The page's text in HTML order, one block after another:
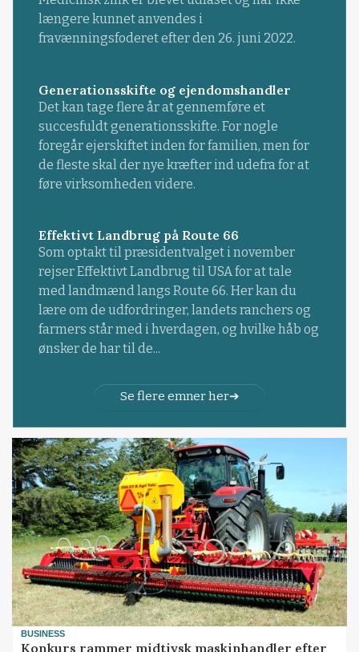
længere kunnet anvendes i
fravænningsfoderet efter den 26. juni 2022.
Generationsskifte og ejendomshandler
Det kan tage flere år at gennemføre et
succesfuldt generationsskifte. For nogle
foregår ejerskiftet inden for familien, men for
de fleste skal der nye kræfter ind udefra for at
føre virksomheden videre.
Effektivt Landbrug på Route 66
Som optakt til præsidentvalget i november
rejser Effektivt Landbrug til USA for at tale
med landmænd langs Route 66. Her kan du
lære om de udfordringer, landets ranchers og
farmers står med i hverdagen, og hvilke håb og
ønsker de har til de...
Se flere emner her
BUSINESS
Konkurs rammer midtjysk maskinhandler efter